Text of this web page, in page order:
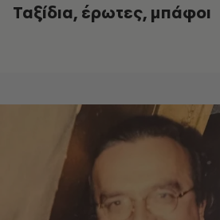
Ταξίδια, έρωτες, μπάφοι